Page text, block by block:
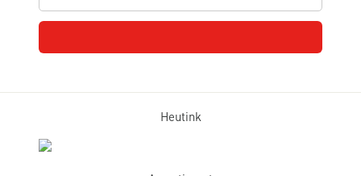
Heutink